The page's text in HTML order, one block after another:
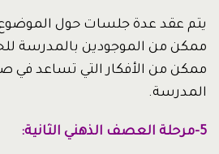
يتم عقد عدة جلسات حول الموضوع
ممكن من الموجودين بالمدرسة
ممكن من الأفكار التي تساعد في
المدرسة.
5-مرحلة العصف الذهني الثانية: